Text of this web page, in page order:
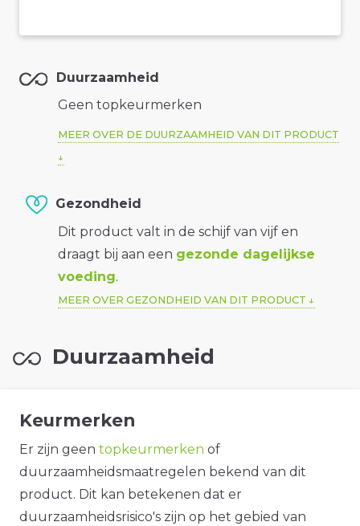
Duurzaamheid
Geen topkeurmerken
MEER OVER DE DUURZAAMHEID VAN DIT PRODUCT
Gezondheid
Dit product valt in de schijf van vijf en
draagt bij aan een gezonde dagelijkse
voeding.
MEER OVER GEZONDHEID VAN DIT PRODUCT
Duurzaamheid
Keurmerken
Er zijn geen topkeurmerken of
duurzaamheidsmaatregelen bekend van dit
product. Dit kan betekenen dat er
duurzaamheidsrisico's zijn op het gebied van